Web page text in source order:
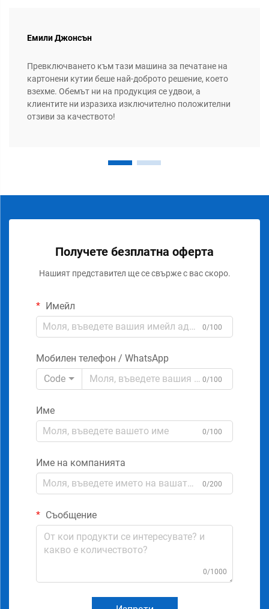
Емили Джонсън
Превключването към тази машина за печатане на
картонени кутии беше най-доброто решение, което
взехме. Обемът ни на продукция се удвои, а
клиентите ни изразиха изключително положителни
отзиви за качеството!
Получете безплатна оферта
Нашият представител ще се свърже с вас скоро.
Имейл
0/100
Мобилен телефон / WhatsApp
Code
0/100
Име
0/100
Име на компанията
0/200
Съобщение
0/1000